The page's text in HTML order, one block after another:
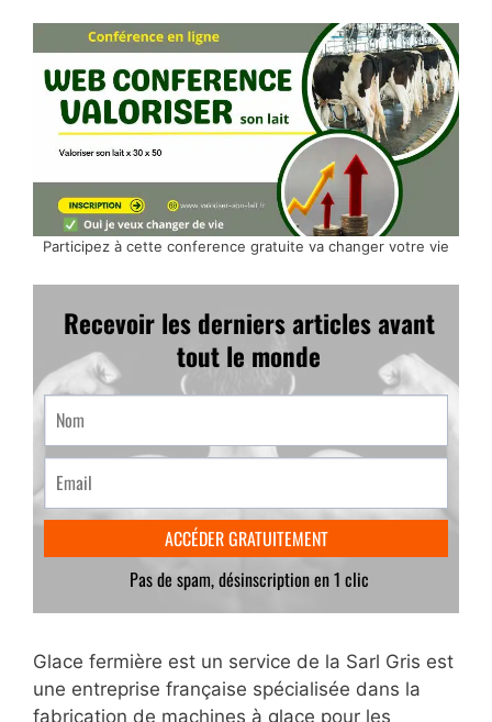
Participez à cette conference gratuite va changer votre vie
Glace fermière est un service de la Sarl Gris est
une entreprise française spécialisée dans la
fabrication de machines à glace pour les